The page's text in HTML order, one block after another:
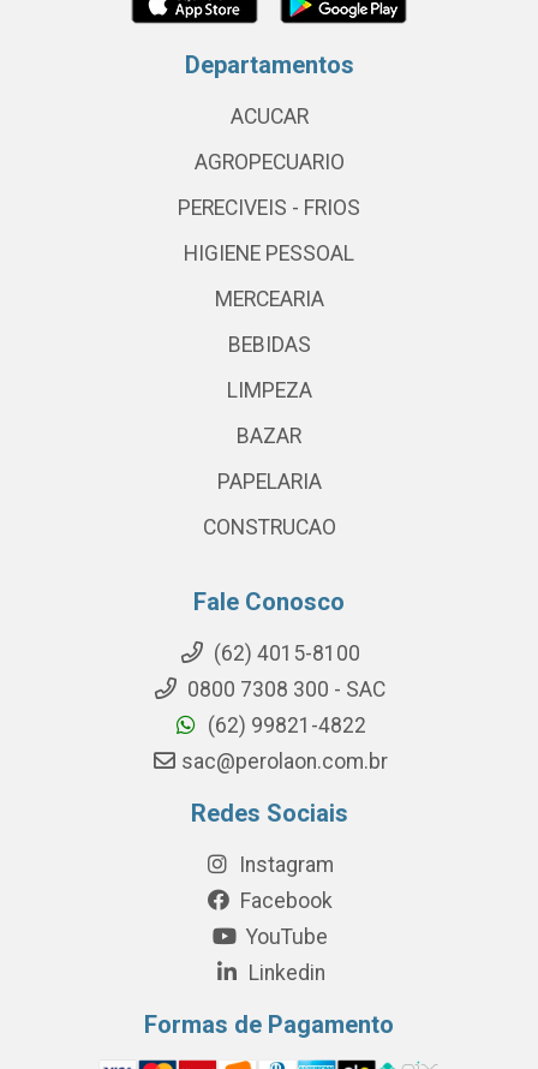
Departamentos
ACUCAR
AGROPECUARIO
PERECIVEIS - FRIOS
HIGIENE PESSOAL
MERCEARIA
BEBIDAS
LIMPEZA
BAZAR
PAPELARIA
CONSTRUCAO
Fale Conosco
(62) 4015-8100
0800 7308 300 - SAC
(62) 99821-4822
sac@perolaon.com.br
Redes Sociais
Instagram
Facebook
YouTube
Linkedin
Formas de Pagamento